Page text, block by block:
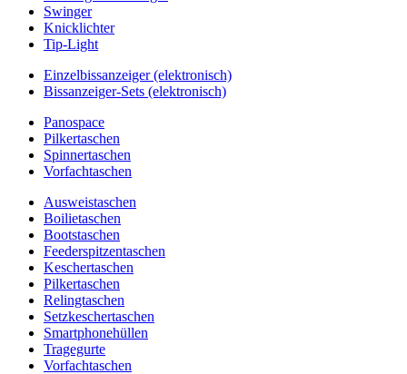
Swinger
Knicklichter
Tip-Light
Einzelbissanzeiger (elektronisch)
Bissanzeiger-Sets (elektronisch)
Panospace
Pilkertaschen
Spinnertaschen
Vorfachtaschen
Ausweistaschen
Boilietaschen
Bootstaschen
Feederspitzentaschen
Keschertaschen
Pilkertaschen
Relingtaschen
Setzkeschertaschen
Smartphonehüllen
Tragegurte
Vorfachtaschen